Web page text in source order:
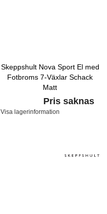
Skeppshult Nova Sport El med
Fotbroms 7-Växlar Schack
Matt
Pris saknas
Visa lagerinformation